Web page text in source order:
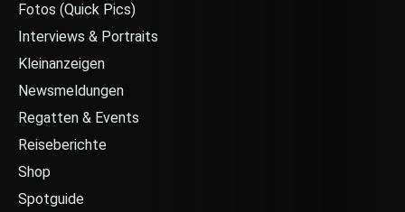
Fotos (Quick Pics)
Interviews & Portraits
Kleinanzeigen
Newsmeldungen
Regatten & Events
Reiseberichte
Shop
Spotguide